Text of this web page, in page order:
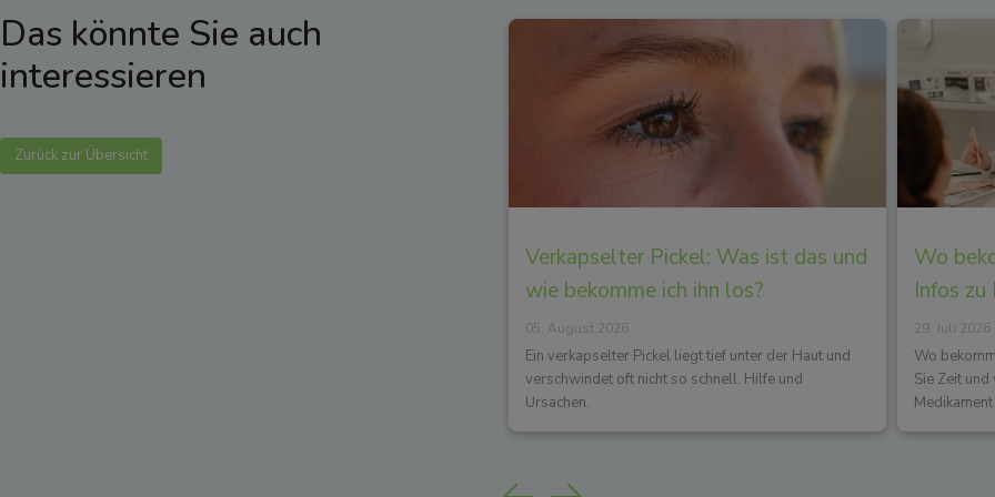
Das könnte Sie auch
interessieren
Zurück zur Übersicht
Verkapselter Pickel: Was ist das und
wie bekomme ich ihn los?
05. August 2026
Ein verkapselter Pickel liegt tief unter der Haut und
verschwindet oft nicht so schnell. Hilfe und
Ursachen.
Wo
Infos
29. Juli 2026
Wo
Sie Zeit